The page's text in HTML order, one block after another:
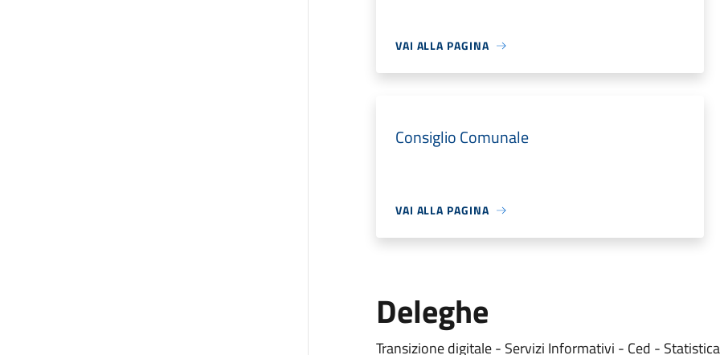
VAI ALLA PAGINA
Consiglio Comunale
VAI ALLA PAGINA
Deleghe
Transizione digitale - Servizi Informativi - Ced -